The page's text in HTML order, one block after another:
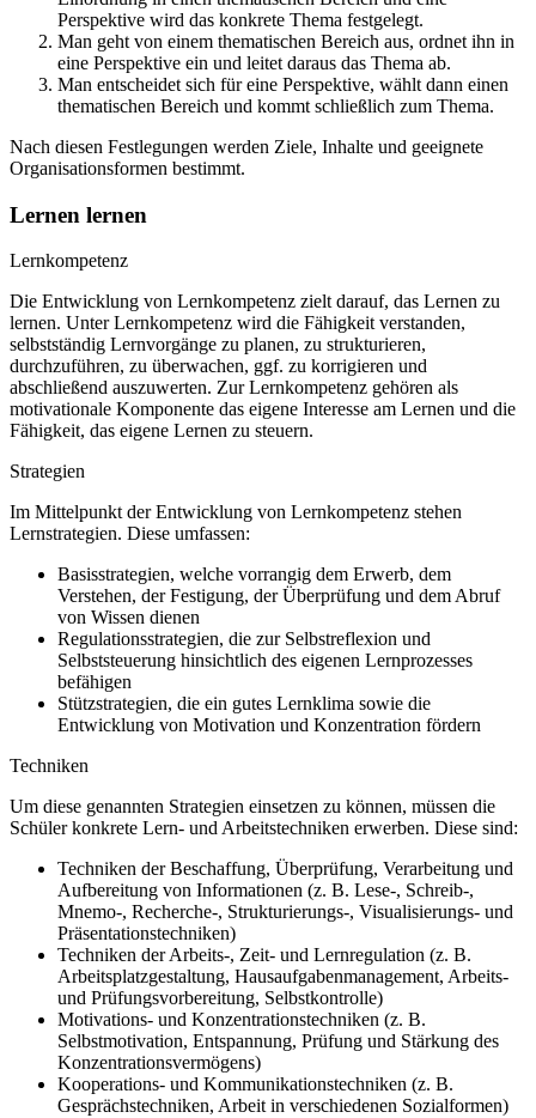
Perspektive wird das konkrete Thema festgelegt.
Man geht von einem thematischen Bereich aus, ordnet ihn in
eine Perspektive ein und leitet daraus das Thema ab.
Man entscheidet sich für eine Perspektive, wählt dann einen
thematischen Bereich und kommt schließlich zum Thema.
Nach diesen Festlegungen werden Ziele, Inhalte und geeignete
Organisationsformen bestimmt.
Lernen lernen
Lernkompetenz
Die Entwicklung von Lernkompetenz zielt darauf, das Lernen zu
lernen. Unter Lernkompetenz wird die Fähigkeit verstanden,
selbstständig Lernvorgänge zu planen, zu strukturieren,
durchzuführen, zu überwachen, ggf. zu korrigieren und
abschließend auszuwerten. Zur Lernkompetenz gehören als
motivationale Komponente das eigene Interesse am Lernen und die
Fähigkeit, das eigene Lernen zu steuern.
Strategien
Im Mittelpunkt der Entwicklung von Lernkompetenz stehen
Lernstrategien. Diese umfassen:
Basisstrategien, welche vorrangig dem Erwerb, dem
Verstehen, der Festigung, der Überprüfung und dem Abruf
von Wissen dienen
Regulationsstrategien, die zur Selbstreflexion und
Selbststeuerung hinsichtlich des eigenen Lernprozesses
befähigen
Stützstrategien, die ein gutes Lernklima sowie die
Entwicklung von Motivation und Konzentration fördern
Techniken
Um diese genannten Strategien einsetzen zu können, müssen die
Schüler konkrete Lern- und Arbeitstechniken erwerben. Diese sind:
Techniken der Beschaffung, Überprüfung, Verarbeitung und
Aufbereitung von Informationen (z. B. Lese-, Schreib-,
Mnemo-, Recherche-, Strukturierungs-, Visualisierungs- und
Präsentationstechniken)
Techniken der Arbeits-, Zeit- und Lernregulation (z. B.
Arbeitsplatzgestaltung, Hausaufgabenmanagement, Arbeits-
und Prüfungsvorbereitung, Selbstkontrolle)
Motivations- und Konzentrationstechniken (z. B.
Selbstmotivation, Entspannung, Prüfung und Stärkung des
Konzentrationsvermögens)
Kooperations- und Kommunikationstechniken (z. B.
Gesprächstechniken, Arbeit in verschiedenen Sozialformen)